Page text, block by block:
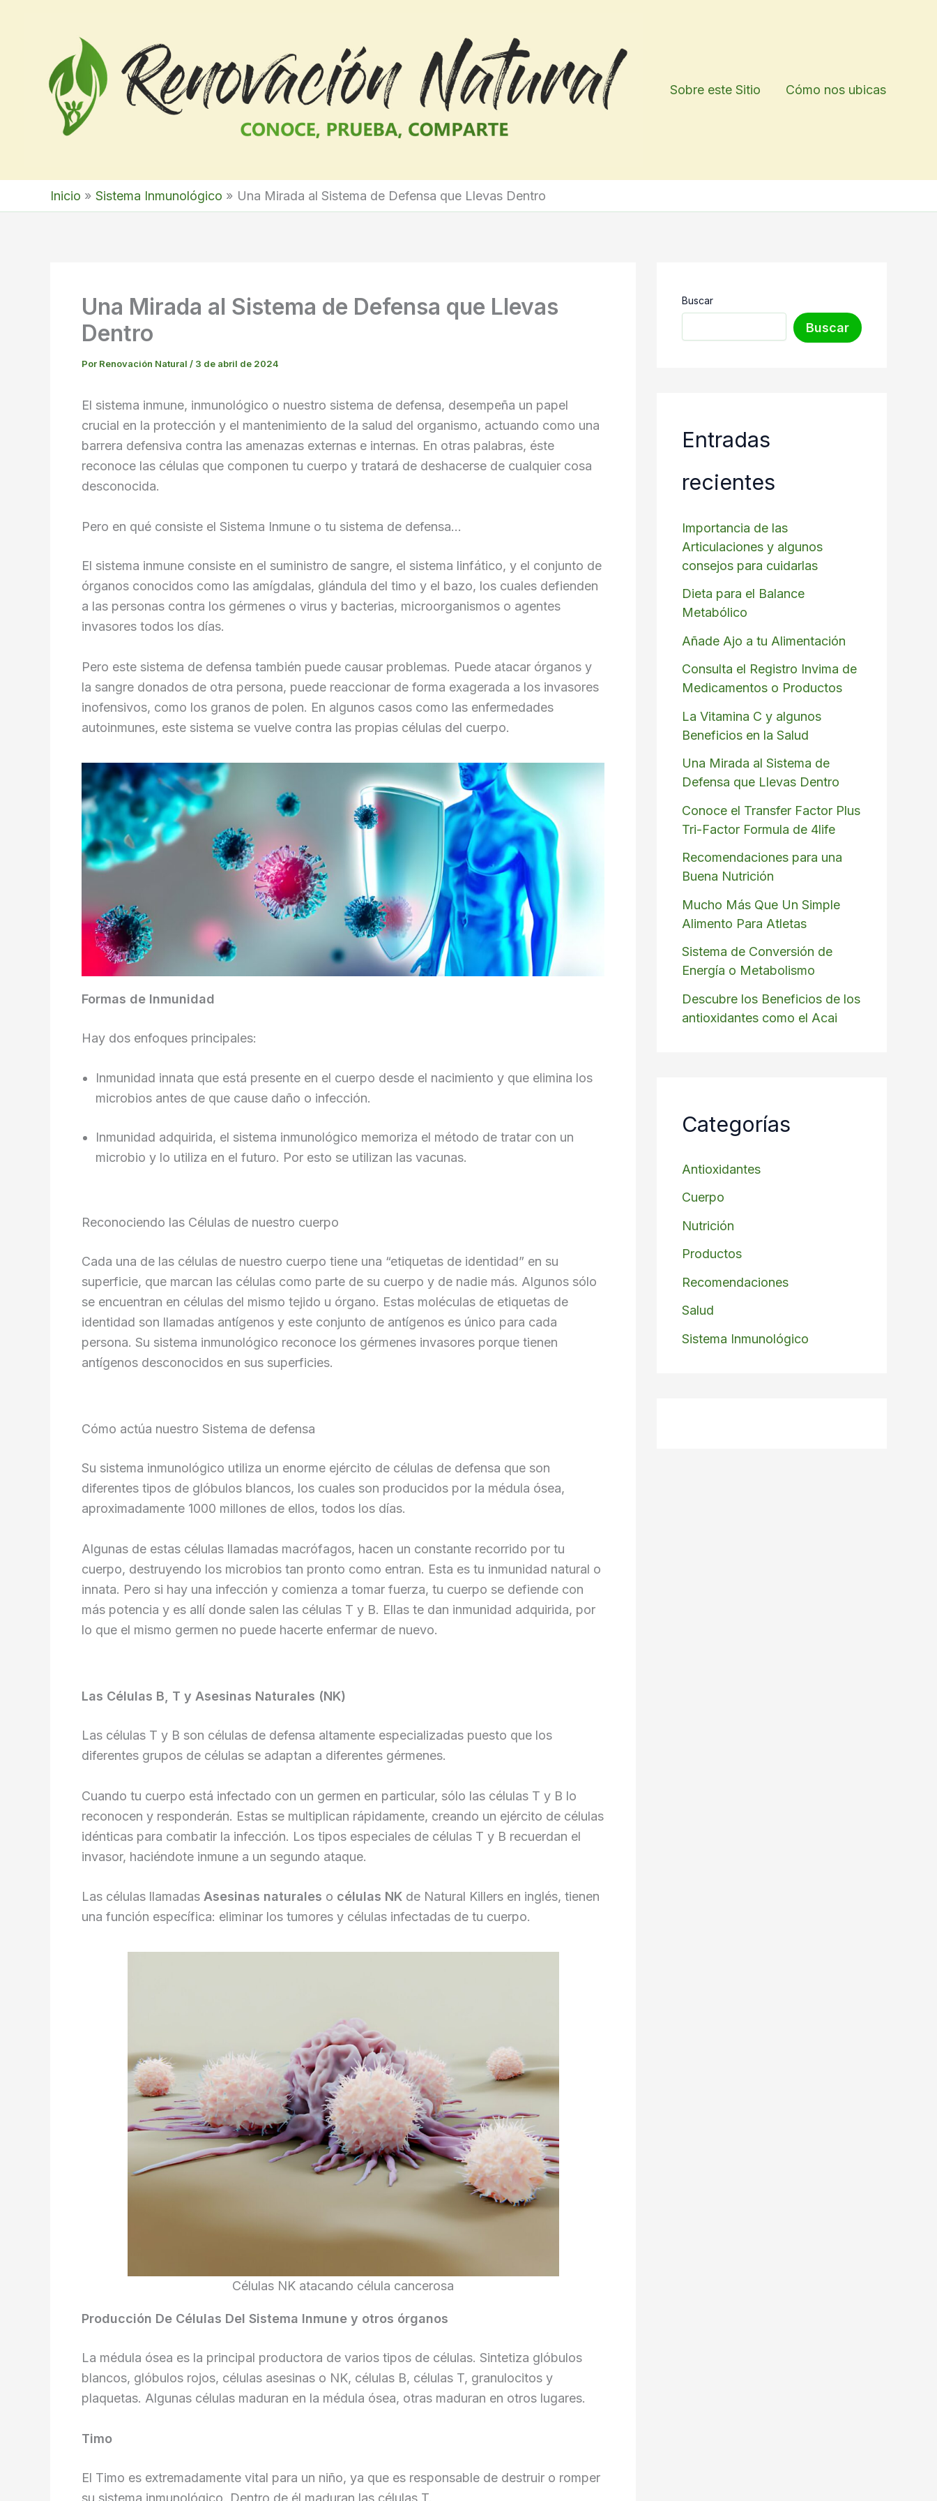
Sobre este Sitio Cómo nos ubicas
Inicio Sistema Inmunológico Una Mirada al Sistema de Defensa que Llevas Dentro
Una Mirada al Sistema de Defensa que Llevas
Dentro
Por Renovación Natural / 3 de abril de 2024
El sistema inmune, inmunológico o nuestro sistema de defensa, desempeña un papel
crucial en la protección y el mantenimiento de la salud del organismo, actuando como una
barrera defensiva contra las amenazas externas e internas. En otras palabras, éste
reconoce las células que componen tu cuerpo y tratará de deshacerse de cualquier cosa
desconocida.
Pero en qué consiste el Sistema Inmune o tu sistema de defensa…
El sistema inmune consiste en el suministro de sangre, el sistema linfático, y el conjunto de
órganos conocidos como las amígdalas, glándula del timo y el bazo, los cuales defienden
a las personas contra los gérmenes o virus y bacterias, microorganismos o agentes
invasores todos los días.
Pero este sistema de defensa también puede causar problemas. Puede atacar órganos y
la sangre donados de otra persona, puede reaccionar de forma exagerada a los invasores
inofensivos, como los granos de polen. En algunos casos como las enfermedades
autoinmunes, este sistema se vuelve contra las propias células del cuerpo.
Formas de Inmunidad
Hay dos enfoques principales:
Inmunidad innata que está presente en el cuerpo desde el nacimiento y que elimina los
microbios antes de que cause daño o infección.
Inmunidad adquirida, el sistema inmunológico memoriza el método de tratar con un
microbio y lo utiliza en el futuro. Por esto se utilizan las vacunas.
Reconociendo las Células de nuestro cuerpo
Cada una de las células de nuestro cuerpo tiene una “etiquetas de identidad” en su
superficie, que marcan las células como parte de su cuerpo y de nadie más. Algunos sólo
se encuentran en células del mismo tejido u órgano. Estas moléculas de etiquetas de
identidad son llamadas antígenos y este conjunto de antígenos es único para cada
persona. Su sistema inmunológico reconoce los gérmenes invasores porque tienen
antígenos desconocidos en sus superficies.
Cómo actúa nuestro Sistema de defensa
Su sistema inmunológico utiliza un enorme ejército de células de defensa que son
diferentes tipos de glóbulos blancos, los cuales son producidos por la médula ósea,
aproximadamente 1000 millones de ellos, todos los días.
Algunas de estas células llamadas macrófagos, hacen un constante recorrido por tu
cuerpo, destruyendo los microbios tan pronto como entran. Esta es tu inmunidad natural o
innata. Pero si hay una infección y comienza a tomar fuerza, tu cuerpo se defiende con
más potencia y es allí donde salen las células T y B. Ellas te dan inmunidad adquirida, por
lo que el mismo germen no puede hacerte enfermar de nuevo.
Las Células B, T y Asesinas Naturales (NK)
Las células T y B son células de defensa altamente especializadas puesto que los
diferentes grupos de células se adaptan a diferentes gérmenes.
Cuando tu cuerpo está infectado con un germen en particular, sólo las células T y B lo
reconocen y responderán. Estas se multiplican rápidamente, creando un ejército de células
idénticas para combatir la infección. Los tipos especiales de células T y B recuerdan el
invasor, haciéndote inmune a un segundo ataque.
Las células llamadas Asesinas naturales o células NK de Natural Killers en inglés, tienen
una función específica: eliminar los tumores y células infectadas de tu cuerpo.
Células NK atacando célula cancerosa
Producción De Células Del Sistema Inmune y otros órganos
La médula ósea es la principal productora de varios tipos de células. Sintetiza glóbulos
blancos, glóbulos rojos, células asesinas o NK, células B, células T, granulocitos y
plaquetas. Algunas células maduran en la médula ósea, otras maduran en otros lugares.
Timo
El Timo es extremadamente vital para un niño, ya que es responsable de destruir o romper
su sistema inmunológico. Dentro de él maduran las células T.
Buscar
Buscar
Entradas
recientes
Importancia de las
Articulaciones y algunos
consejos para cuidarlas
Dieta para el Balance
Metabólico
Añade Ajo a tu Alimentación
Consulta el Registro Invima de
Medicamentos o Productos
La Vitamina C y algunos
Beneficios en la Salud
Una Mirada al Sistema de
Defensa que Llevas Dentro
Conoce el Transfer Factor Plus
Tri-Factor Formula de 4life
Recomendaciones para una
Buena Nutrición
Mucho Más Que Un Simple
Alimento Para Atletas
Sistema de Conversión de
Energía o Metabolismo
Descubre los Beneficios de los
antioxidantes como el Acai
Categorías
Antioxidantes
Cuerpo
Nutrición
Productos
Recomendaciones
Salud
Sistema Inmunológico